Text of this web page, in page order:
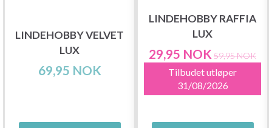
LINDEHOBBY VELVET
LUX
69,95 NOK
LINDEHOBBY RAFFIA
LUX
29,95 NOK 59,95 NOK
Tilbudet utløper
31/08/2026